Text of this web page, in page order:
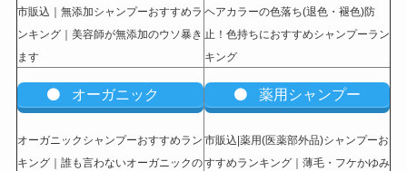
市販込｜無添加シャンプーおすすめラ
ンキング｜美容師が無添加のウソ暴き
ます
ヘアカラーの色落ち(退色・褪色)防
止！色持ちにおすすめシャンプーラン
キング
オーガニック
オーガニックシャンプーおすすめラン
キング｜誰も言わないオーガニックの
薬用シャンプー
市販込|薬用(医薬部外品)シャンプーお
すすめランキング｜薄毛・フケかゆみ